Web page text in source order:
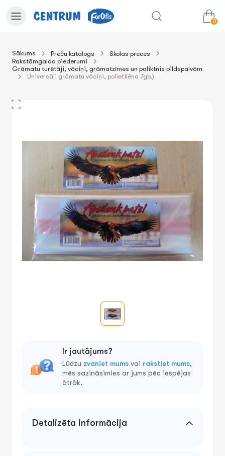
0
uz grozu Summa: 0.00€
Sākums Preču katalogs
Skolas preces
Rakstāmgalda piederumi
Grāmatu turētāji, vāciņi, grāmatzīmes un paliktnis pildspalvām
Universāli grāmatu vāciņi, polietilēna 7gb.)
Ir jautājums?
Lūdzu zvaniet mums vai rakstiet mums,
mēs sazināsimies ar jums pēc iespējas
ātrāk.
Detalizēta informācija